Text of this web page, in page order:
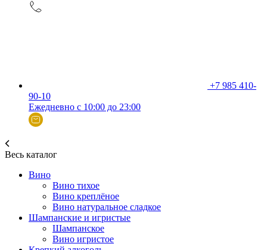
+7 985 410-
90-10
Ежедневно с 10:00 до 23:00
Весь каталог
Вино
Вино тихое
Вино креплёное
Вино натуральное сладкое
Шампанские и игристые
Шампанское
Вино игристое